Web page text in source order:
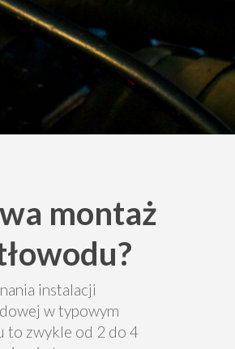
montaż
instalacji
w typowym
to zwykle od 2 do 4